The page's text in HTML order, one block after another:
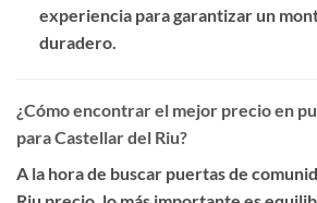
experiencia para garantizar un
duradero.
¿Cómo encontrar el mejor precio en
para Castellar del Riu?
A la hora de buscar puertas de